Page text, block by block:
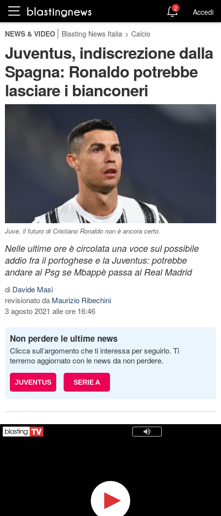
2 Accedi
NEWS & VIDEO Blasting News Italia > Calcio
Juventus, indiscrezione dalla
Spagna: Ronaldo potrebbe
lasciare i bianconeri
Juve, il futuro di Cristiano Ronaldo non è ancora certo.
Nelle ultime ore è circolata una voce sul possibile
addio fra il portoghese e la Juventus: potrebbe
andare al Psg se Mbappè passa al Real Madrid
di Davide Masi
revisionato da Maurizio Ribechini
3 agosto 2021 alle ore 16:46
Non perdere le ultime news
Clicca sull’argomento che ti interessa per seguirlo. Ti
terremo aggiornato con le news da non perdere.
JUVENTUS SERIE A